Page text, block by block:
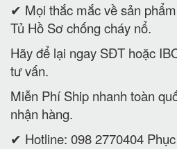
✔ Mọi thắc mắc về sản
Tủ Hồ Sơ chống cháy nổ.
Hãy để lại ngay SĐT hoặc
tư vấn.
Miễn Phí Ship nhanh toàn
nhận hàng.
✔ Hotline: 098 2770404